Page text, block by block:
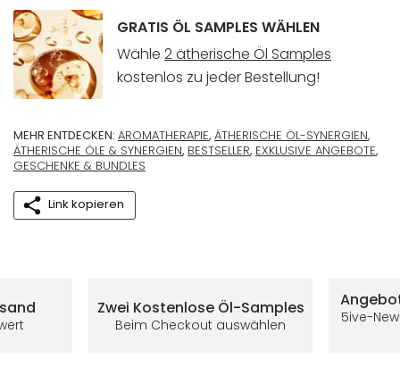
GRATIS ÖL SAMPLES WÄHLEN
Wähle 2 ätherische Öl Samples
kostenlos zu jeder Bestellung!
MEHR ENTDECKEN: AROMATHERAPIE, ÄTHERISCHE ÖL-SYNERGIEN,
ÄTHERISCHE ÖLE & SYNERGIEN, BESTSELLER, EXKLUSIVE ANGEBOTE,
GESCHENKE & BUNDLES
Link kopieren
Zwei Kostenlose Öl-Samples
Beim Checkout auswählen 5ive-